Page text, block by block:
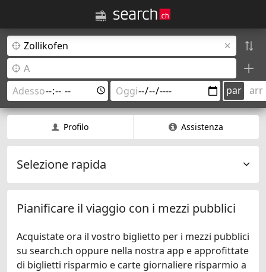
par arr
Profilo Assistenza
Selezione rapida
Pianificare il viaggio con i mezzi pubblici
Acquistate ora il vostro biglietto per i mezzi pubblici
su search.ch oppure nella nostra app e approfittate
di biglietti risparmio e carte giornaliere risparmio a